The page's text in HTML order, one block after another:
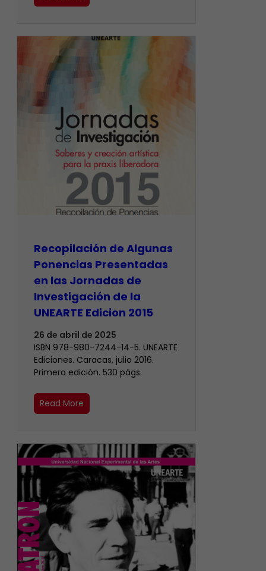
Recopilación de Algunas
Ponencias Presentadas
en las Jornadas de
Investigación de la
UNEARTE Edicion 2015
26 de abril de 2025
ISBN 978-980-7244-14-5. UNEARTE
Ediciones. Caracas, julio 2016.
Primera edición. 530 págs.
Read More